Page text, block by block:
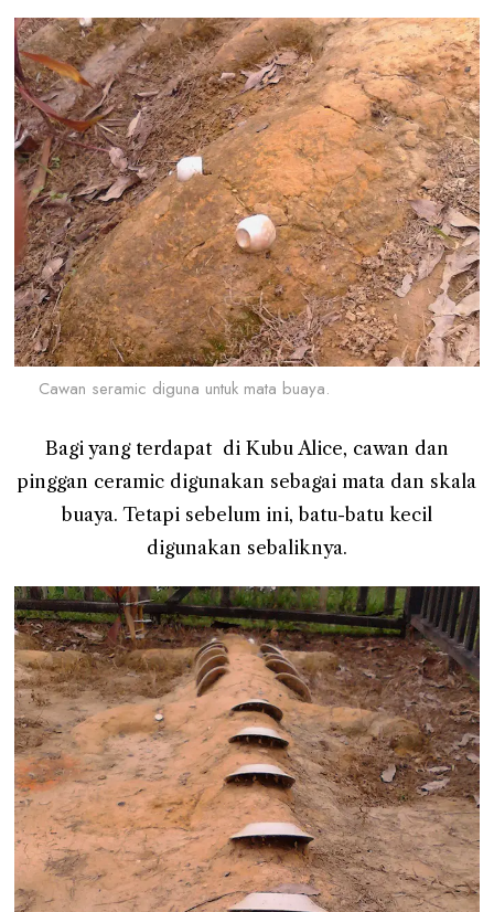
Cawan seramic diguna untuk mata buaya.
Bagi yang terdapat di Kubu Alice, cawan dan
pinggan ceramic digunakan sebagai mata dan skala
buaya. Tetapi sebelum ini, batu-batu kecil
digunakan sebaliknya.